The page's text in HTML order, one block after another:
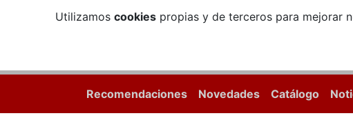
Utilizamos cookiespropias y de terceros para mejorar
Recomendaciones Novedades Catálogo